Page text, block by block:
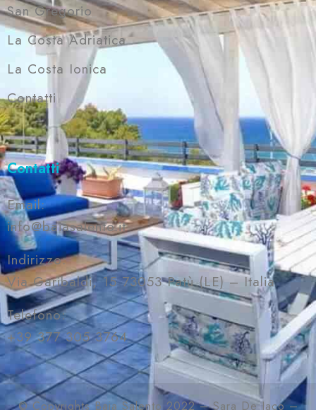
San Gregorio
La Costa Adriatica
La Costa Ionica
Contatti
Contatti
Email:
info@baiasalento.it
Indirizzo:
Via Garibaldi, 15 73053 Patù (LE) – Italia
Telefono:
+39 377 305 3764
© Copyrights Baia Salento 2022 – Sara De Iaco –